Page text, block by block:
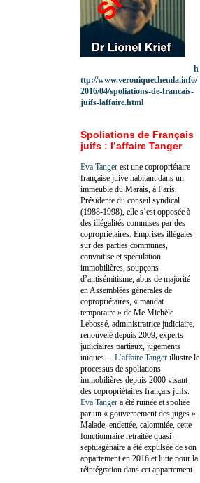
h
ttp://www.veroniquechemla.info/
2016/04/spoliations-de-francais-
juifs-laffaire.html
Spoliations de Français
juifs : l’affaire Tanger
Eva Tanger est une copropriétaire
française juive habitant dans un
immeuble du Marais, à Paris.
Présidente du conseil syndical
(1988-1998), elle s’est opposée à
des illégalités commises par des
copropriétaires. Emprises illégales
sur des parties communes,
convoitise et spéculation
immobilières, soupçons
d’antisémitisme, abus de majorité
en Assemblées générales de
copropriétaires, « mandat
temporaire » de Me Michèle
Lebossé, administratrice judiciaire,
renouvelé depuis 2009, experts
judiciaires partiaux, jugements
iniques… L’affaire Tanger illustre le
processus de spoliations
immobilières depuis 2000 visant
des copropriétaires français juifs.
Eva Tanger a été ruinée et spoliée
par un « gouvernement des juges ».
Malade, endettée, calomniée, cette
fonctionnaire retraitée quasi-
septuagénaire a été expulsée de son
appartement en 2016 et lutte pour la
réintégration dans cet appartement.